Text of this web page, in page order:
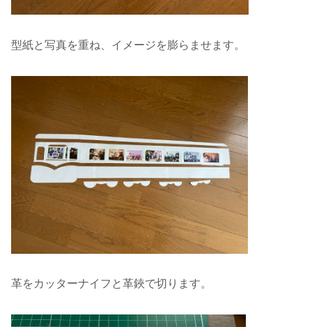
型紙と写真を重ね、イメージを膨らませます。
革をカッターナイフと革鋏で切ります。